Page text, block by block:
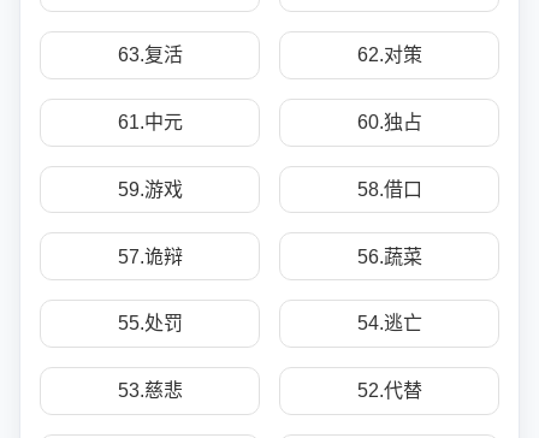
63.复活 62.对策
61.中元 60.独占
59.游戏 58.借口
57.诡辩 56.蔬菜
55.处罚 54.逃亡
53.慈悲 52.代替